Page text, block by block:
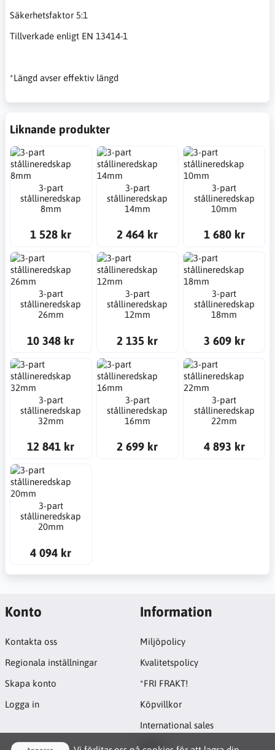
Säkerhetsfaktor 5:1
Tillverkade enligt EN 13414-1
*Längd avser effektiv längd
Liknande produkter
3-part
stållineredskap
8mm
1 528 kr
3-part
stållineredskap
14mm
2 464 kr
3-part
stållineredskap
10mm
1 680 kr
3-part
stållineredskap
26mm
10 348 kr
3-part
stållineredskap
12mm
2 135 kr
3-part
stållineredskap
18mm
3 609 kr
3-part
stållineredskap
32mm
12 841 kr
3-part
stållineredskap
16mm
2 699 kr
3-part
stållineredskap
22mm
4 893 kr
3-part
stållineredskap
20mm
4 094 kr
Konto
Kontakta oss
Regionala inställningar
Skapa konto
Logga in
Information
Miljöpolicy
Kvalitetspolicy
*FRI FRAKT!
Köpvillkor
International sales
GDPR